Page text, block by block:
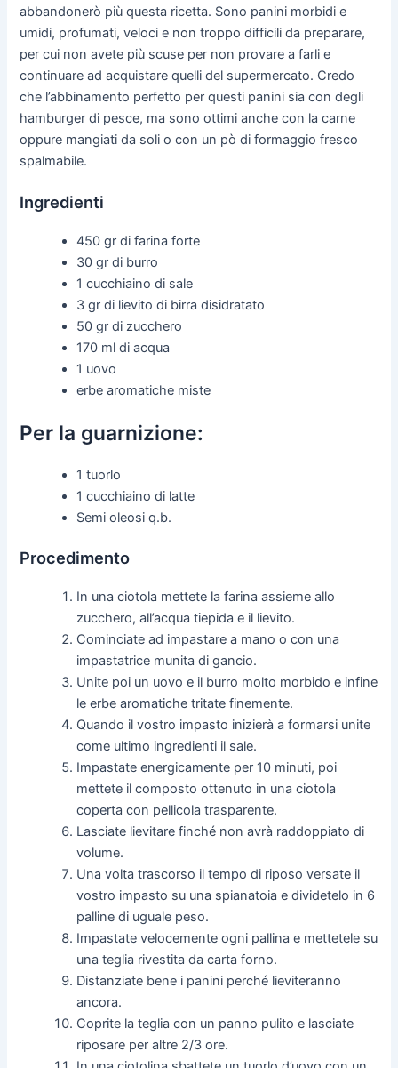
abbandonerò più questa ricetta. Sono panini morbidi e
umidi, profumati, veloci e non troppo difficili da preparare,
per cui non avete più scuse per non provare a farli e
continuare ad acquistare quelli del supermercato. Credo
che l’abbinamento perfetto per questi panini sia con degli
hamburger di pesce, ma sono ottimi anche con la carne
oppure mangiati da soli o con un pò di formaggio fresco
spalmabile.
Ingredienti
450 gr di farina forte
30 gr di burro
1 cucchiaino di sale
3 gr di lievito di birra disidratato
50 gr di zucchero
170 ml di acqua
1 uovo
erbe aromatiche miste
Per la guarnizione:
1 tuorlo
1 cucchiaino di latte
Semi oleosi q.b.
Procedimento
In una ciotola mettete la farina assieme allo
zucchero, all’acqua tiepida e il lievito.
Cominciate ad impastare a mano o con una
impastatrice munita di gancio.
Unite poi un uovo e il burro molto morbido e infine
le erbe aromatiche tritate finemente.
Quando il vostro impasto inizierà a formarsi unite
come ultimo ingredienti il sale.
Impastate energicamente per 10 minuti, poi
mettete il composto ottenuto in una ciotola
coperta con pellicola trasparente.
Lasciate lievitare finché non avrà raddoppiato di
volume.
Una volta trascorso il tempo di riposo versate il
vostro impasto su una spianatoia e dividetelo in 6
palline di uguale peso.
Impastate velocemente ogni pallina e mettetele su
una teglia rivestita da carta forno.
Distanziate bene i panini perché lieviteranno
ancora.
Coprite la teglia con un panno pulito e lasciate
riposare per altre 2/3 ore.